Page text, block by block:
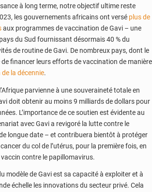
à long terme, notre objectif ultime reste
les gouvernements africains ont versé plus de
aux programmes de vaccination de Gavi – une
du Sud fournissant désormais 40 % du
de routine de Gavi. De nombreux pays, dont le
financer leurs efforts de vaccination de manière
de la décennie.
parvienne à une souveraineté totale en
doit obtenir au moins 9 milliards de dollars pour
L’importance de ce soutien est évidente au
avec Gavi a revigoré la lutte contre le
longue date – et contribuera bientôt à protéger
du col de l’utérus, pour la première fois, en
contre le papillomavirus.
modèle de Gavi est sa capacité à exploiter et à
échelle les innovations du secteur privé. Cela